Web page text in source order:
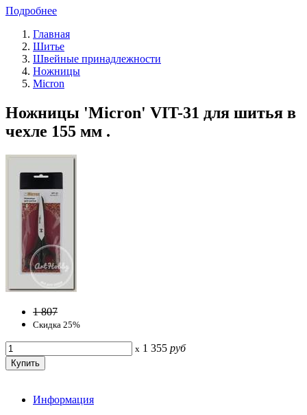
Подробнее
Главная
Шитье
Швейные принадлежности
Ножницы
Micron
Ножницы 'Micron' VIT-31 для шитья в
чехле 155 мм .
1 807
Скидка 25%
x 1 355 руб
Информация